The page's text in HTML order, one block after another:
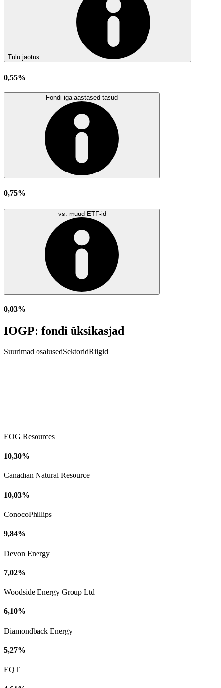
Tulu jaotus
0,55%
Fondi iga-aastased tasud
0,75%
vs. muud ETF-id
0,03%
IOGP: fondi üksikasjad
Suurimad osalusedSektoridRiigid
EOG Resources
10,30%
Canadian Natural Resource
10,03%
ConocoPhillips
9,84%
Devon Energy
7,02%
Woodside Energy Group Ltd
6,10%
Diamondback Energy
5,27%
EQT